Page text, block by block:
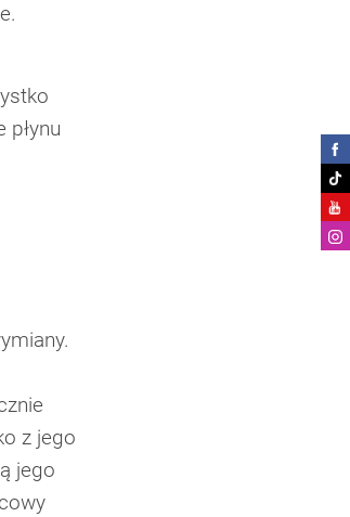
z jego
jego